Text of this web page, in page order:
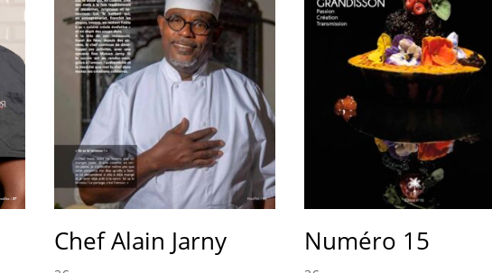
Chef Alain Jarny Numéro 15